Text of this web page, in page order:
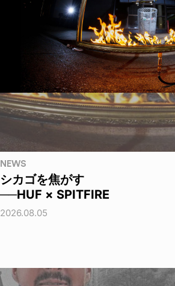
NEWS
シカゴを焦がす
──HUF × SPITFIRE
2026.08.05